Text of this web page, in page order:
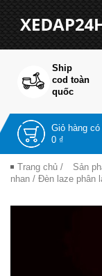
Ship
cod toàn
quốc
Giỏ hàng có
0 ₫
Trang chủ / Sản
nhan / Đèn laze phân